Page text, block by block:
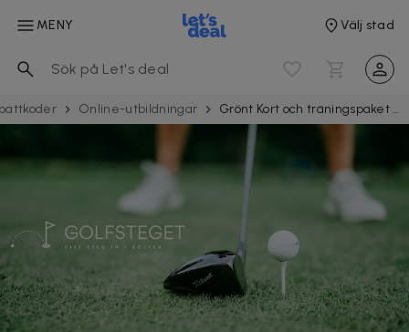
MENY Välj stad
Online-utbildningar Grönt Kort och träningspaket med Golfsteget